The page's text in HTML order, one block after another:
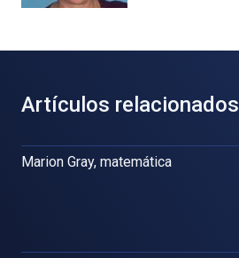
Artículos relacionados
Marion Gray, matemática